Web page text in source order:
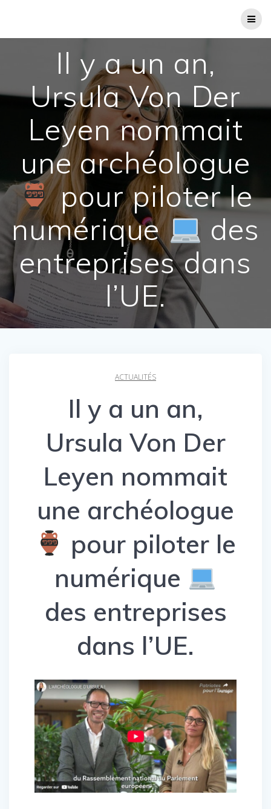
Il y a un an,
Ursula Von Der
Leyen nommait
une archéologue
pour piloter le
numérique
des
entreprises dans
l’UE.
ACTUALITÉS
Il y a un an,
Ursula Von Der
Leyen nommait
une archéologue
pour piloter le
numérique
des entreprises
dans l’UE.